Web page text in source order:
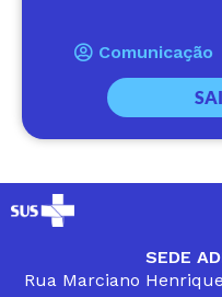
Comunicação
SEDE
Rua Marciano